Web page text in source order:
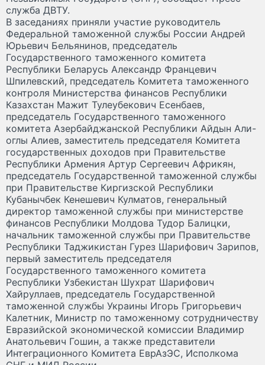
служба ДВТУ.
В заседаниях приняли участие руководитель
Федеральной таможенной службы России Андрей
Юрьевич Бельянинов, председатель
Государственного таможенного комитета
Республики Беларусь Александр Францевич
Шпилевский, председатель Комитета таможенного
контроля Министерства финансов Республики
Казахстан Мажит Тулеубекович Есенбаев,
председатель Государственного таможенного
комитета Азербайджанской Республики Айдын Али-
оглы Алиев, заместитель председателя Комитета
государственных доходов при Правительстве
Республики Армения Артур Сергеевич Африкян,
председатель Государственной таможенной службы
при Правительстве Киргизской Республики
Кубанычбек Кенешевич Кулматов, генеральный
директор таможенной службы при министерстве
финансов Республики Молдова Тудор Балицки,
начальник таможенной службы при Правительстве
Республики Таджикистан Гурез Шарифович Зарипов,
первый заместитель председателя
Государственного таможенного комитета
Республики Узбекистан Шухрат Шарифович
Хайруллаев, председатель Государственной
таможенной службы Украины Игорь Григорьевич
Калетник, Министр по таможенному сотрудничеству
Евразийской экономической комиссии Владимир
Анатольевич Гошин, а также представители
Интеграционного Комитета ЕврАзЭС, Исполкома